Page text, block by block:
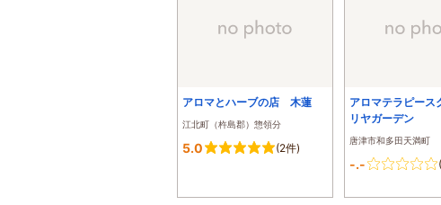
アロマとハーブの店 木蓮
江北町（杵島郡）惣領分
5.0 (2件)
アロマテラピース
リヤガーデン
唐津市和多田天満町
-.-